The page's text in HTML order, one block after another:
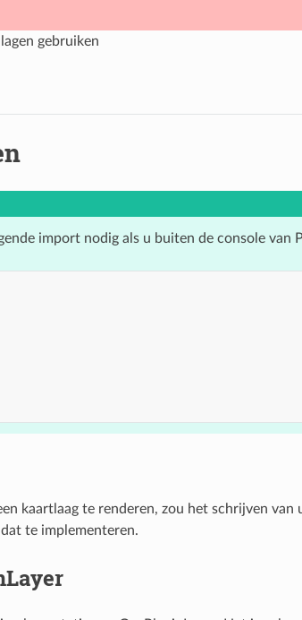
gebruiken
import nodig als u buiten de console van
kaartlaag te renderen, zou het schrijven van
te implementeren.